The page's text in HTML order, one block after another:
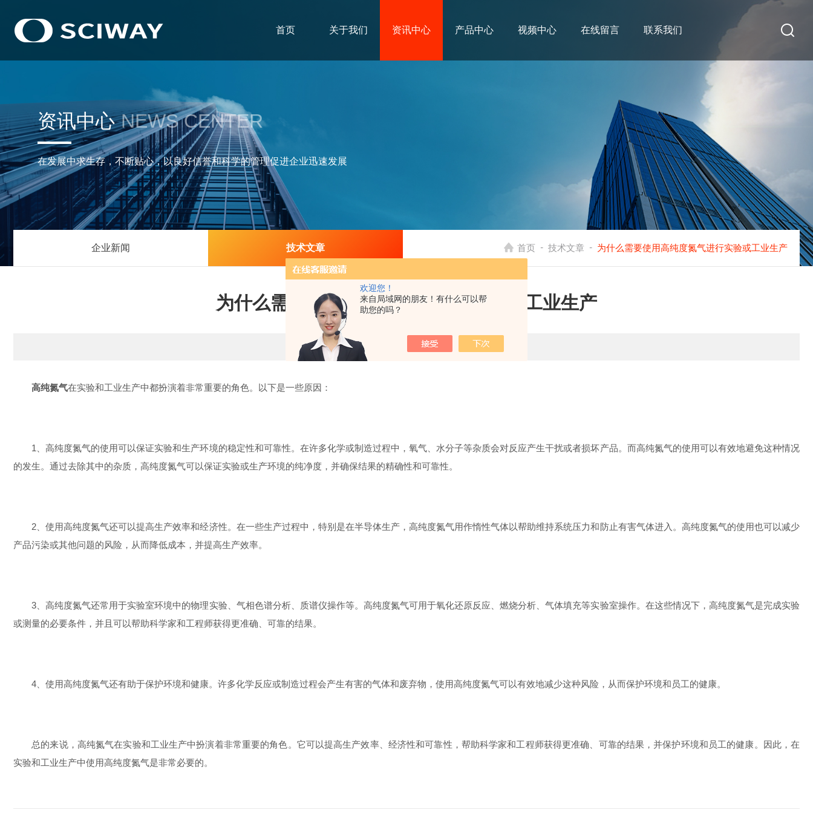
欢迎您！
来自局域网的朋友！有什么可以帮
助您的吗？
首页 关于我们 资讯中心 产品中心 视频中心 在线留言 联系我们
资讯中心 NEWS CENTER
在发展中求生存，不断贴心，以良好信誉和科学的管理促进企业迅速发展
企业新闻 技术文章 首页 - 技术文章 - 为什么需要使用高纯度氮气进行实验或工业生产
为什么需要使用高纯度氮气进行实验或工业生产
更新时间：2023-05-22 点击次数：1640
高纯氮气在实验和工业生产中都扮演着非常重要的角色。以下是一些原因：
1、高纯度氮气的使用可以保证实验和生产环境的稳定性和可靠性。在许多化学或制造过程中，氧气、水分子等杂质会对反应产生干扰或者损坏产品。而高纯氮气的使用可以有效地避免这种情况
的发生。通过去除其中的杂质，高纯度氮气可以保证实验或生产环境的纯净度，并确保结果的精确性和可靠性。
2、使用高纯度氮气还可以提高生产效率和经济性。在一些生产过程中，特别是在半导体生产，高纯度氮气用作惰性气体以帮助维持系统压力和防止有害气体进入。高纯度氮气的使用也可以减少
产品污染或其他问题的风险，从而降低成本，并提高生产效率。
3、高纯度氮气还常用于实验室环境中的物理实验、气相色谱分析、质谱仪操作等。高纯度氮气可用于氧化还原反应、燃烧分析、气体填充等实验室操作。在这些情况下，高纯度氮气是完成实验
或测量的必要条件，并且可以帮助科学家和工程师获得更准确、可靠的结果。
4、使用高纯度氮气还有助于保护环境和健康。许多化学反应或制造过程会产生有害的气体和废弃物，使用高纯度氮气可以有效地减少这种风险，从而保护环境和员工的健康。
总的来说，高纯氮气在实验和工业生产中扮演着非常重要的角色。它可以提高生产效率、经济性和可靠性，帮助科学家和工程师获得更准确、可靠的结果，并保护环境和员工的健康。因此，在
实验和工业生产中使用高纯度氮气是非常必要的。